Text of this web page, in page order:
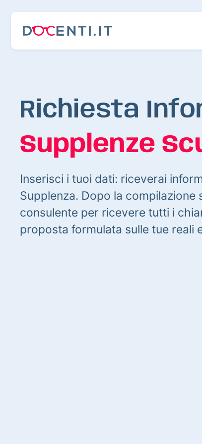
Richiesta
Supplenze
Inserisci i tuoi dati: riceverai
Supplenza. Dopo la
consulente per ricevere tutti i
proposta formulata sulle tue reali